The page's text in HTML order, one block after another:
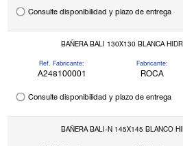
Consulte disponibilidad y plazo de entrega
BAÑERA BALI 130X130 BLANCA
Ref. Fabricante:
A248100001
Fabricante:
ROCA
Consulte disponibilidad y plazo de entrega
BAÑERA BALI-N 145X145 BLANCO